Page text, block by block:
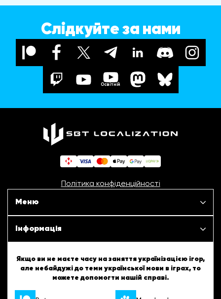
Слідкуйте за нами
Освітній
Політика конфіденційності
Меню
Наші проєкти
Інформація
ШБТурнір
ШБТворчість
Якщо ви не маєте часу на заняття українізацією ігор,
але небайдужі до теми української мови в іграх, то
можете допомогти нашій справі.